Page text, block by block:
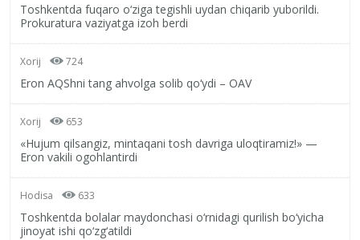
Toshkentda fuqaro o‘ziga tegishli uydan chiqarib yuborildi.
Prokuratura vaziyatga izoh berdi
Xorij 724
Eron AQShni tang ahvolga solib qo‘ydi – OAV
Xorij 653
«Hujum qilsangiz, mintaqani tosh davriga uloqtiramiz!» —
Eron vakili ogohlantirdi
Hodisa 633
Toshkentda bolalar maydonchasi o‘rnidagi qurilish bo‘yicha
jinoyat ishi qo‘zg‘atildi